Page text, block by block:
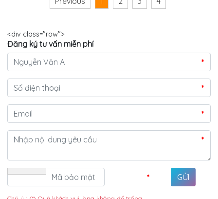
<div class="row">
Đăng ký tư vấn miễn phí
*
*
*
*
*